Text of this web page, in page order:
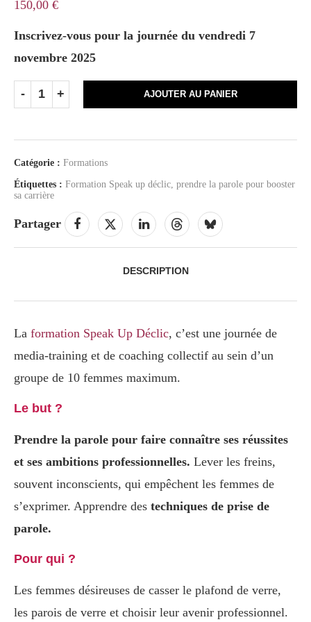
150,00 €
Inscrivez-vous pour la journée du vendredi 7
novembre 2025
AJOUTER AU PANIER
Catégorie : Formations
Étiquettes : Formation Speak up déclic prendre la parole pour booster
sa carrière
Partager
DESCRIPTION
La formation Speak Up Déclic, c’est une journée de
media-training et de coaching collectif au sein d’un
groupe de 10 femmes maximum.
Le but ?
Prendre la parole pour faire connaître ses réussites
et ses ambitions professionnelles. Lever les freins,
souvent inconscients, qui empêchent les femmes de
s’exprimer. Apprendre des techniques de prise de
parole.
Pour qui ?
Les femmes désireuses de casser le plafond de verre,
les parois de verre et choisir leur avenir professionnel.